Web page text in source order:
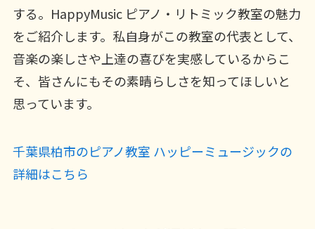
する。HappyMusic ピアノ・リトミック教室の魅力
をご紹介します。私自身がこの教室の代表として、
音楽の楽しさや上達の喜びを実感しているからこ
そ、皆さんにもその素晴らしさを知ってほしいと
思っています。
千葉県柏市のピアノ教室 ハッピーミュージックの
詳細はこちら